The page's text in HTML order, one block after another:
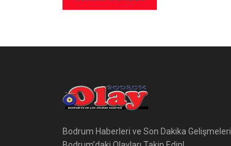
Bodrum Haberleri ve Son Dakika Gelişmeleri |